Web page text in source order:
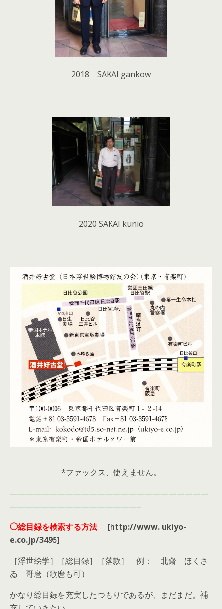
2018 SAKAI gankow
2020 SAKAI kunio
*ファックス、使えません。
—————————————————————————
————————————————–
◯総目録を検索する方法
[http://www. ukiyo-
e.co.jp/3495]
［浮世絵学］［総目録］［落款］ 例： 北齋 ほくさ
ゐ 哥麿（歌麿も可）
かなり総目録を充実したつもりであるが、まだまだ。補